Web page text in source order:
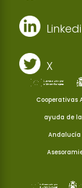
X
Cooperativas
ayuda de la
Andalucía